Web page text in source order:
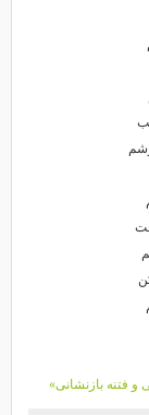
بازنشانی»